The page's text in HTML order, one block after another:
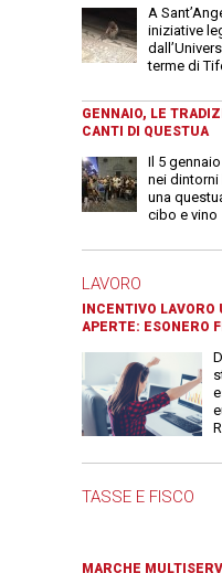
A
iniziative
terme di
GENNAIO, LE
CANTI DI QUESTUA
Il 5
nei
una
cibo e vino
LAVORO
INCENTIVO LAVORO
APERTE: ESONERO
TASSE E FISCO
MARCHE